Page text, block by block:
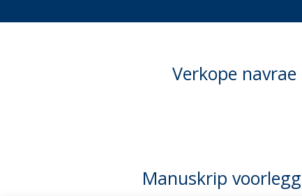
Verkope navrae
Manuskrip